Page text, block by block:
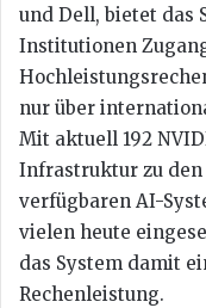
und Dell, bietet das
Institutionen
nur über
Mit aktuell 192
Infrastruktur zu
verfügbaren AI-
vielen heute
das System damit
Rechenleistung.